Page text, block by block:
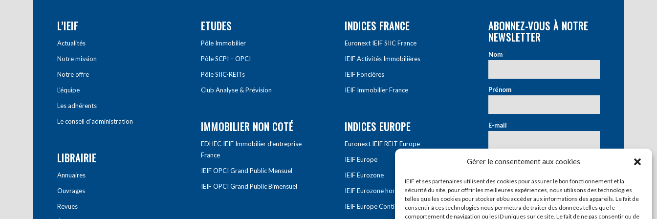
Gérer le consentement aux cookies
IEIF et ses partenaires utilisent des cookies pour assurer le bon fonctionnement et la
sécurité du site, pour offrir les meilleures expériences, nous utilisons des technologies
telles que les cookies pour stocker et/ou accéder aux informations des appareils. Le fait de
consentir à ces technologies nous permettra de traiter des données telles que le
comportement de navigation ou les ID uniques sur ce site. Le fait de ne pas consentir ou de
L’IEIF
Actualités
Notre mission
Notre offre
L’équipe
Les adhérents
Le conseil d’administration
LIBRAIRIE
Annuaires
Ouvrages
Revues
ETUDES
Pôle Immobilier
Pôle SCPI – OPCI
Pôle SIIC-REITs
Club Analyse & Prévision
IMMOBILIER NON COTÉ
EDHEC IEIF Immobilier d’entreprise
France
IEIF OPCI Grand Public Mensuel
IEIF OPCI Grand Public Bimensuel
INDICES FRANCE
Euronext IEIF SIIC France
IEIF Activités Immobilières
IEIF Foncières
IEIF Immobilier France
INDICES EUROPE
Euronext IEIF REIT Europe
IEIF Europe
IEIF Eurozone
IEIF Eurozone hors France
IEIF Europe Continentale
ABONNEZ-VOUS À NOTRE
NEWSLETTER
Nom*
Prénom*
E-mail*